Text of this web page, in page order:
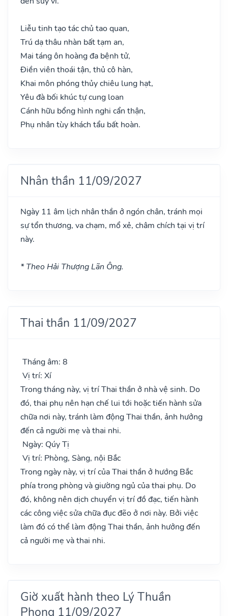
Liễu tinh tạo tác chủ tao quan,
Trú dạ thâu nhàn bất tạm an,
Mai táng ôn hoàng đa bệnh tử,
Điền viên thoái tận, thủ cô hàn,
Khai môn phóng thủy chiêu lung hạt,
Yêu đà bối khúc tự cung loan
Cánh hữu bổng hình nghi cẩn thận,
Phụ nhân tùy khách tẩu bất hoàn.
Nhân thần 11/09/2027
Ngày 11 âm lịch nhân thần ở ngón chân, tránh mọi
sự tổn thương, va chạm, mổ xẻ, châm chích tại vị trí
này.
* Theo Hải Thượng Lãn Ông.
Thai thần 11/09/2027
Tháng âm: 8
Vị trí: Xí
Trong tháng này, vị trí Thai thần ở nhà vệ sinh. Do
đó, thai phụ nên hạn chế lui tới hoặc tiến hành sửa
chữa nơi này, tránh làm động Thai thần, ảnh hưởng
đến cả người mẹ và thai nhi.
Ngày: Qúy Tị
Vị trí: Phòng, Sàng, nội Bắc
Trong ngày này, vị trí của Thai thần ở hướng Bắc
phía trong phòng và giường ngủ của thai phụ. Do
đó, không nên dịch chuyển vị trí đồ đạc, tiến hành
các công việc sửa chữa đục đẽo ở nơi này. Bởi việc
làm đó có thể làm động Thai thần, ảnh hưởng đến
cả người mẹ và thai nhi.
Giờ xuất hành theo Lý Thuần
Phong 11/09/2027